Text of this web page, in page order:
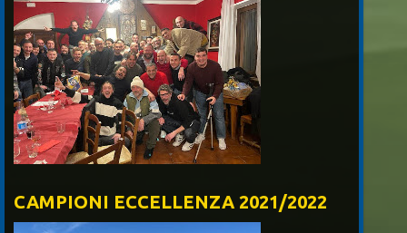
CAMPIONI ECCELLENZA 2021/2022